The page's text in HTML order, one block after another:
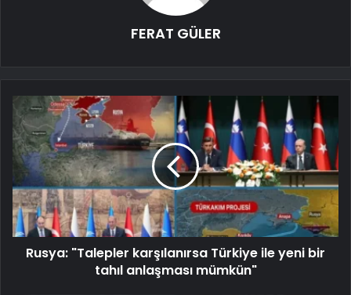
FERAT GÜLER
Rusya: "Talepler karşılanırsa Türkiye ile yeni bir
tahıl anlaşması mümkün"